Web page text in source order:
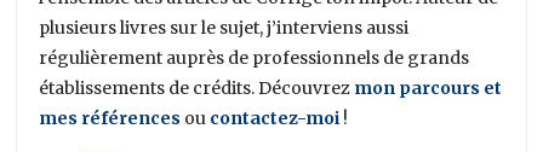
plusieurs livres sur le sujet, j’interviens aussi
régulièrement auprès de professionnels de grands
établissements de crédits. Découvrez mon parcours et
mes références ou contactez-moi !